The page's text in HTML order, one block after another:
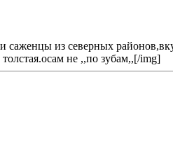
саженцы из северных
не ,,по зубам,,[/img]